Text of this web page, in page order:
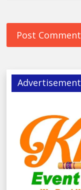
Advertisement